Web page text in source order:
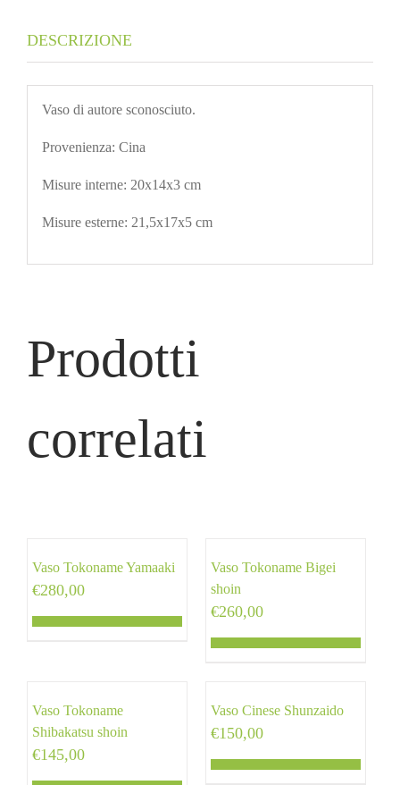
DESCRIZIONE
Vaso di autore sconosciuto.
Provenienza: Cina
Misure interne: 20x14x3 cm
Misure esterne: 21,5x17x5 cm
Prodotti
correlati
Vaso Tokoname Yamaaki
€280,00
Vaso Tokoname Bigei
shoin
€260,00
Vaso Tokoname
Shibakatsu shoin
€145,00
Vaso Cinese Shunzaido
€150,00